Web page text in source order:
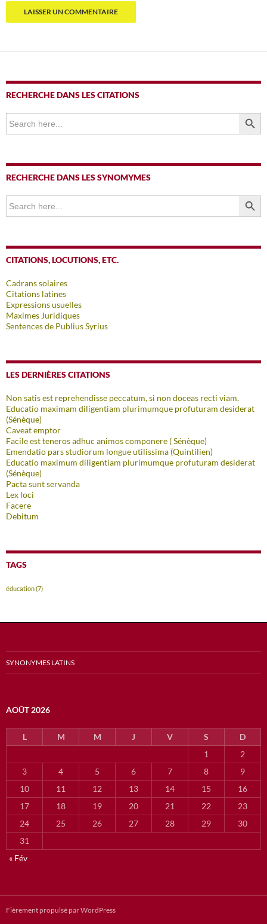
RECHERCHE DANS LES CITATIONS
Search
for:
SEARCH
RECHERCHE DANS LES SYNOMYMES
Search
for:
SEARCH
CITATIONS, LOCUTIONS, ETC.
Cadrans solaires
Citations latines
Expressions usuelles
Maximes Juridiques
Sentences de Publius Syrius
LES DERNIÈRES CITATIONS
Non satis est reprehendisse peccatum, si non doceas recti viam.
Educatio maximam diligentiam plurimumque profuturam desiderat
(Sénèque)
Caveat emptor
Facile est teneros adhuc animos componere ( Sénèque)
Emendatio pars studiorum longue utilissima (Quintilien)
Educatio maximum diligentiam plurimumque profuturam desiderat
(Sénèque)
Pacta sunt servanda
Lex loci
Facere
Debitum
TAGS
éducation(7)
SYNONYMES LATINS
AOÛT 2026
L M M J V S
D
1
2
3
4 5 6 7 8
9
10
11 12 13 14 15
16
17
18 19 20 21 22
23
24
25 26 27 28 29
30
31
« Fév
Fièrement propulsé par WordPress